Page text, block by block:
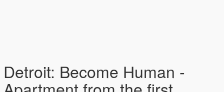
Detroit: Become Human -